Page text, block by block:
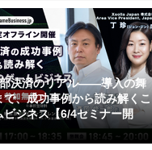
決済のリアル――導入の舞
で、成功事例から読み解くこ
ジネス【6/4セミナー開